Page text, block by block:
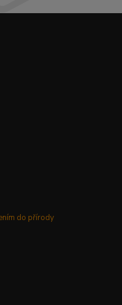
do přírody